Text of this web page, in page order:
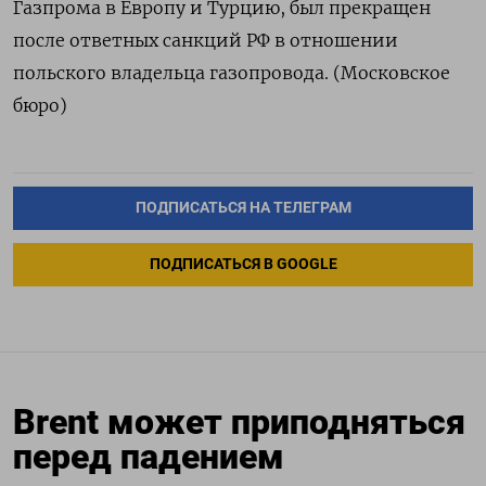
Газпрома в Европу и Турцию, был прекращен
после ответных санкций РФ в отношении
польского владельца газопровода. (Московское
бюро)
ПОДПИСАТЬСЯ НА ТЕЛЕГРАМ
ПОДПИСАТЬСЯ В GOOGLE
Brent может приподняться
перед падением